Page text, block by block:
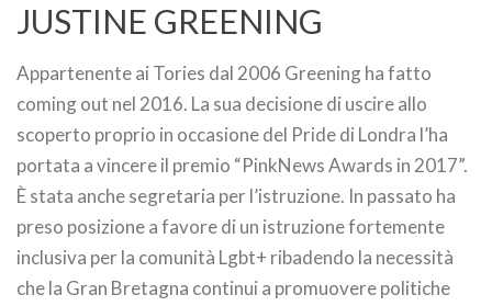
JUSTINE GREENING
Appartenente ai Tories dal 2006 Greening ha fatto
coming out nel 2016. La sua decisione di uscire allo
scoperto proprio in occasione del Pride di Londra l’ha
portata a vincere il premio “PinkNews Awards in 2017”.
È stata anche segretaria per l’istruzione. In passato ha
preso posizione a favore di un istruzione fortemente
inclusiva per la comunità Lgbt+ ribadendo la necessità
che la Gran Bretagna continui a promuovere politiche